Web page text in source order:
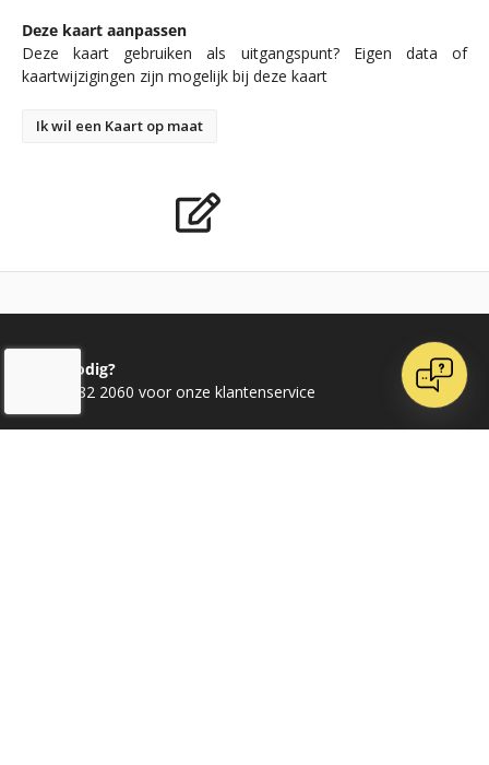
Deze kaart aanpassen
Deze kaart gebruiken als uitgangspunt? Eigen data of
kaartwijzigingen zijn mogelijk bij deze kaart
Ik wil een Kaart op maat
Advies nodig?
Bel 020 482 2060 voor onze klantenservice